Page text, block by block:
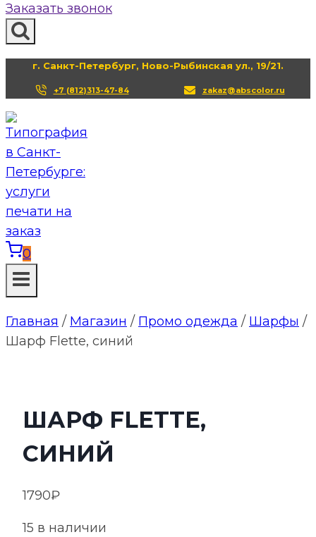
Заказать звонок
г. Санкт-Петербург, Ново-Рыбинская ул., 19/21.
+7 (812)313-47-84 zakaz@abscolor.ru
0
Главная / Магазин / Промо одежда / Шарфы /
Шарф Flette, синий
ШАРФ FLETTE,
СИНИЙ
1790₽
15 в наличии